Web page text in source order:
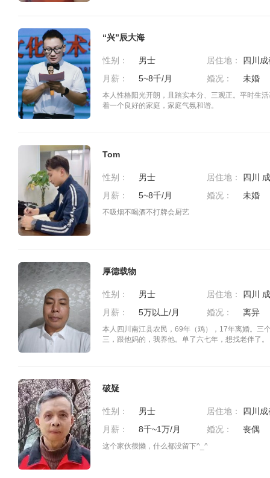
“兴”辰大海
性别： 男士
居住地：
月薪：
5~8千/月 婚况： 未婚
本人性格阳光开朗，且踏实本分、三观正。平时生
着一个良好的家庭，家庭气氛和谐。
Tom
性别： 男士
居住地：
月薪：
5~8千/月 婚况： 未婚
不吸烟不喝酒不打牌会厨艺
厚德载物
性别： 男士
居住地：
月薪：
5万以上/月 婚况： 离异
本人四川南江县农民，69年（鸡），17年离婚。三
三，跟他妈的，我养他。单了六七年，想找老伴了。
破疑
性别： 男士
居住地：
月薪：
8千~1万/月 婚况： 丧偶
这个家伙很懒，什么都没留下^_^